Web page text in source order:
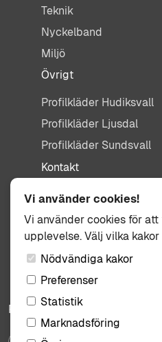
Teknik
Nyckelband
Miljö
Övrigt
Profilkläder Hudiksvall
Profilkläder Ljusdal
Profilkläder Sundsvall
Kontakt
info@tisdag.se
0650-155 95
Kullbäcksvägen 3
824 31 Hudiksvall
Följ oss:
Vi använder cookies!
Vi använder cookies för
upplevelse. Välj vilka
Nödvändiga kakor
Preferenser
Statistik
Marknadsföring